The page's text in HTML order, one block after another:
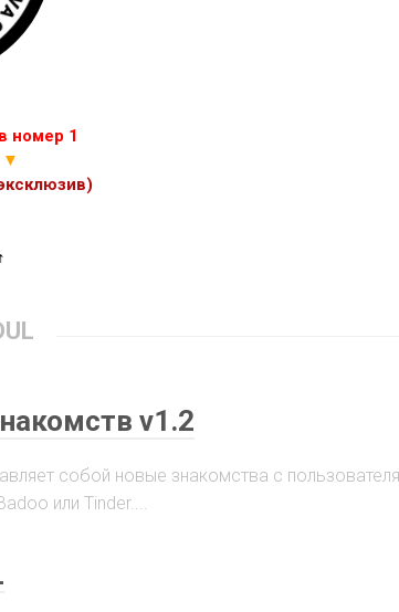
номер 1
▼
v1.2
собой новые знакомства с
или Tinder....